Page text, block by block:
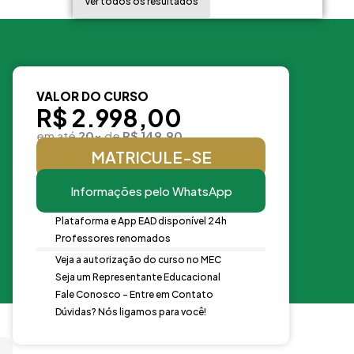
VALOR DO CURSO
R$ 2.998,00
em até20xdeR$ 149,90
MATRICULE-SE
Informações pelo WhatsApp
Plataforma e App EAD disponível 24h
Professores renomados
Veja a autorização do curso no MEC
Seja um Representante Educacional
Fale Conosco - Entre em Contato
Dúvidas? Nós ligamos para você!